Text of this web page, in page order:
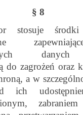
§ 8
stosuje
danych
do zagrożeń oraz
a w
ich